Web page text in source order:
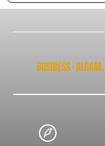
BUSINESS -